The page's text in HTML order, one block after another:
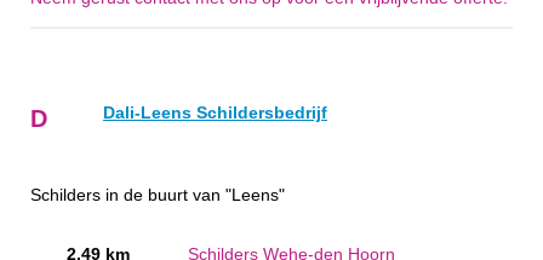
D Dali-Leens Schildersbedrijf
Schilders in de buurt van "Leens"
2.49 km Schilders Wehe-den Hoorn